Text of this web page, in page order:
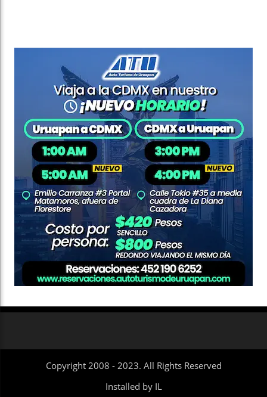
Copyright 2008 - 2023. All Rights Reserved
Installed by IL